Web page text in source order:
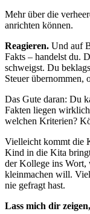
Mehr über die
anrichten können.
Reagieren. Und auf
Fakts – handelst du.
schweigst. Du
Steuer übernommen,
Das Gute daran: Du
Fakten liegen
welchen Kriterien?
Vielleicht kommt die
Kind in die Kita
der Kollege ins Wort,
kleinmachen will.
nie gefragt hast.
Lass mich dir